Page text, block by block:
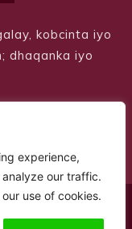
experience,
our traffic.
use of cookies.
kobcinta iyo
dhaqanka iyo
Reserved